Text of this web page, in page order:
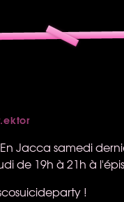
Jacca samedi
de 19h à 21h à
!